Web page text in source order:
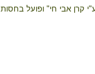
קרן אבי חי" ופועל